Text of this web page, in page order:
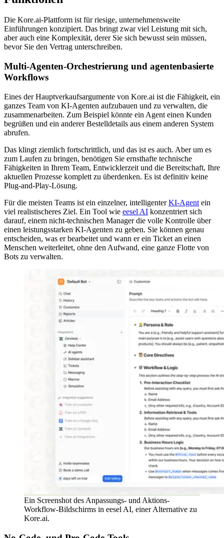
Die Kore.ai-Plattform ist für riesige, unternehmensweite
Einführungen konzipiert. Das bringt zwar viel Leistung mit sich,
aber auch eine Komplexität, derer Sie sich bewusst sein müssen,
bevor Sie den Vertrag unterschreiben.
Multi-Agenten-Orchestrierung und agentenbasierte
Workflows
Eines der Hauptverkaufsargumente von Kore.ai ist die Fähigkeit, ein
ganzes Team von KI-Agenten aufzubauen und zu verwalten, die
zusammenarbeiten. Zum Beispiel könnte ein Agent einen Kunden
begrüßen und ein anderer Bestelldetails aus einem anderen System
abrufen.
Das klingt ziemlich fortschrittlich, und das ist es auch. Aber um es
zum Laufen zu bringen, benötigen Sie ernsthafte technische
Fähigkeiten in Ihrem Team, Entwicklerzeit und die Bereitschaft, Ihre
aktuellen Prozesse komplett zu überdenken. Es ist definitiv keine
Plug-and-Play-Lösung.
Für die meisten Teams ist ein einzelner, intelligenterKI-Agent ein
viel realistischeres Ziel. Ein Tool wie eesel AI konzentriert sich
darauf, einem nicht-technischen Manager die volle Kontrolle über
einen leistungsstarken KI-Agenten zu geben. Sie können genau
entscheiden, was er bearbeitet und wann er ein Ticket an einen
Menschen weiterleitet, ohne den Aufwand, eine ganze Flotte von
Bots zu verwalten.
Ein Screenshot des Anpassungs- und Aktions-
Workflow-Bildschirms in eesel AI, einer Alternative zu
Kore.ai.